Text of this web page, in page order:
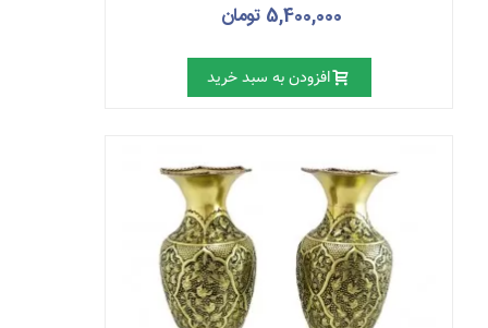
5,400,000 تومان
افزودن به سبد خرید